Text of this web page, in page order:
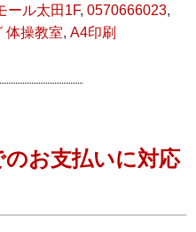
ール太田1F, 0570666023,
体操教室, A4印刷
お支払いに対応